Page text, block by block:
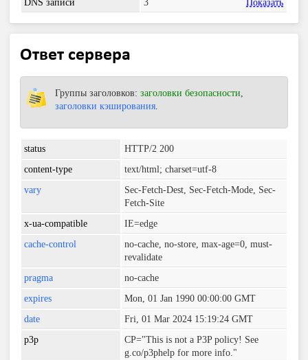
Ответ сервера
Группы заголовков:заголовки безопасности
заголовки кэширования
status
HTTP/2 200
content-type
text/html; charset=utf-8
vary
Sec-Fetch-Dest, Sec-Fetch-Mode, Sec-
Fetch-Site
x-ua-compatible
IE=edge
cache-control
no-cache, no-store, max-age=0, must-
revalidate
pragma
no-cache
expires
Mon, 01 Jan 1990 00:00:00 GMT
date
Fri, 01 Mar 2024 15:19:24 GMT
p3p
CP="This is not a P3P policy! See
g.co/p3phelp for more info."